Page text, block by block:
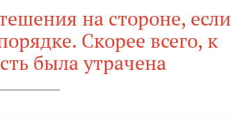
на стороне, если
Скорее всего, к
была утрачена